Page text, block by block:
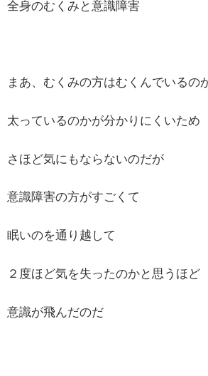
全身のむくみと意識障害
まあ、むくみの方はむくんでいるの
太っているのかが分かりにくいため
さほど気にもならないのだが
意識障害の方がすごくて
眠いのを通り越して
２度ほど気を失ったのかと思うほど
意識が飛んだのだ